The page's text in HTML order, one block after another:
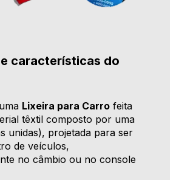
características do
Lixeira para Carro feita
têxtil composto por uma
unidas), projetada para ser
de veículos,
no câmbio ou no console